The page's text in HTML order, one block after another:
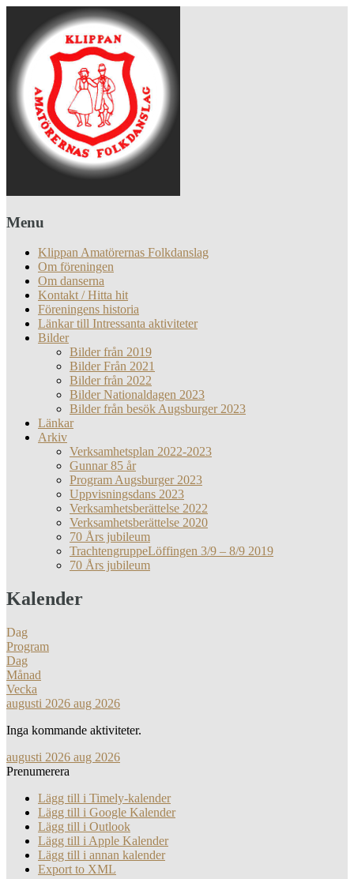
Menu
Klippan Amatörernas Folkdanslag
Om föreningen
Om danserna
Kontakt / Hitta hit
Föreningens historia
Länkar till Intressanta aktiviteter
Bilder
Bilder från 2019
Bilder Från 2021
Bilder från 2022
Bilder Nationaldagen 2023
Bilder från besök Augsburger 2023
Länkar
Arkiv
Verksamhetsplan 2022-2023
Gunnar 85 år
Program Augsburger 2023
Uppvisningsdans 2023
Verksamhetsberättelse 2022
Verksamhetsberättelse 2020
70 Års jubileum
TrachtengruppeLöffingen 3/9 – 8/9 2019
70 Års jubileum
Kalender
Dag
Program
Dag
Månad
Vecka
augusti 2026 aug 2026
Inga kommande aktiviteter.
augusti 2026 aug 2026
Prenumerera
Lägg till i Timely-kalender
Lägg till i Google Kalender
Lägg till i Outlook
Lägg till i Apple Kalender
Lägg till i annan kalender
Export to XML